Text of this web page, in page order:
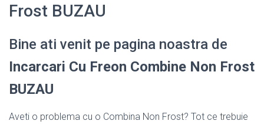
Frost BUZAU
Bine ati venit pe pagina noastra de
Incarcari Cu Freon Combine Non Frost
BUZAU
Aveti o problema cu o Combina Non Frost? Tot ce trebuie